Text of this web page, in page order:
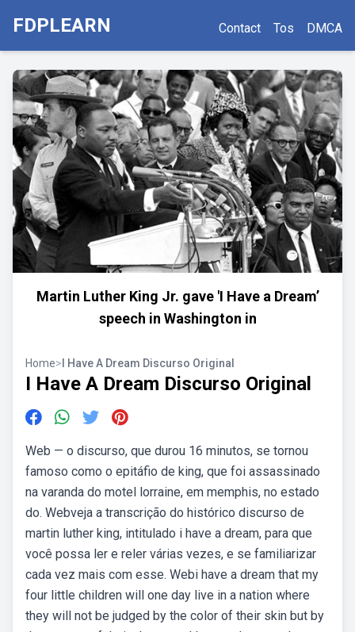
FDPLEARN Contact Tos DMCA
Martin Luther King Jr. gave 'I Have a Dream’
speech in Washington in
Home> I Have A Dream Discurso Original
I Have A Dream Discurso Original
Web — o discurso, que durou 16 minutos, se tornou
famoso como o epitáfio de king, que foi assassinado
na varanda do motel lorraine, em memphis, no estado
do. Webveja a transcrição do histórico discurso de
martin luther king, intitulado i have a dream, para que
você possa ler e reler várias vezes, e se familiarizar
cada vez mais com esse. Webi have a dream that my
four little children will one day live in a nation where
they will not be judged by the color of their skin but by